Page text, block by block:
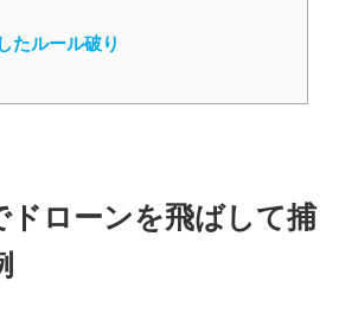
たルール破り
ドローンを飛ばして捕